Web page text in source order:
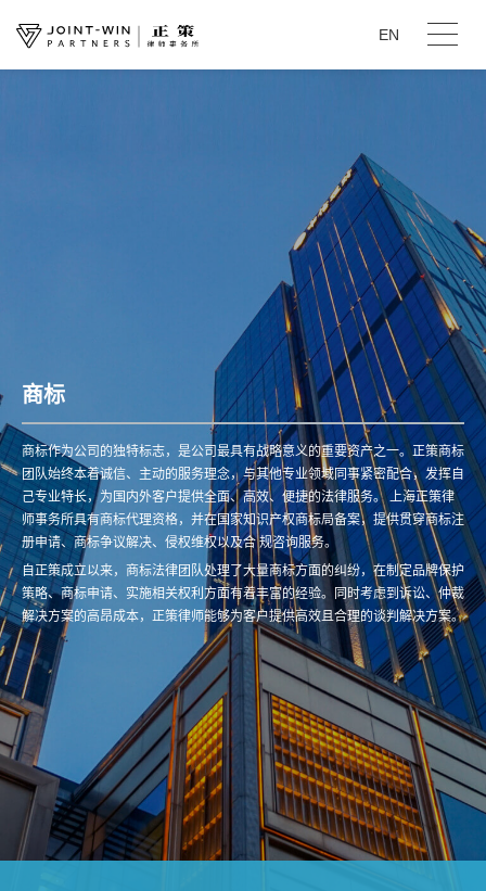
EN
商标
商标作为公司的独特标志，是公司最具有战略意义的重要资产之一。正策商标
团队始终本着诚信、主动的服务理念，与其他专业领域同事紧密配合，发挥自
己专业特长，为国内外客户提供全面、高效、便捷的法律服务。 上海正策律
师事务所具有商标代理资格，并在国家知识产权商标局备案，提供贯穿商标注
册申请、商标争议解决、侵权维权以及合 规咨询服务。
自正策成立以来，商标法律团队处理了大量商标方面的纠纷，在制定品牌保护
策略、商标申请、实施相关权利方面有着丰富的经验。同时考虑到诉讼、仲裁
解决方案的高昂成本，正策律师能够为客户提供高效且合理的谈判解决方案。